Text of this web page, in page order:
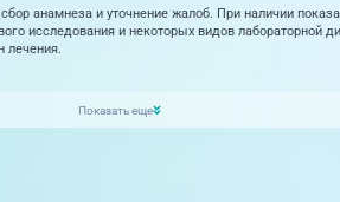
анамнеза и уточнение жалоб. При наличии
исследования и некоторых видов лабораторной
лечения.
Показать еще